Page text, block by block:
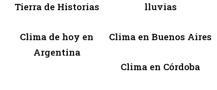
Tierra de Historias lluvias
Clima de hoy en
Argentina
Clima en Buenos Aires
Clima en Córdoba